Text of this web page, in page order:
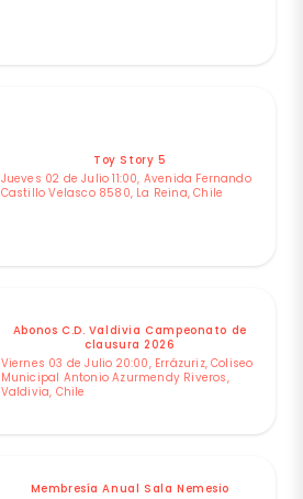
Toy Story 5
Jueves 02 de Julio 11:00, Avenida Fernando
Castillo Velasco 8580, La Reina, Chile
Abonos C.D. Valdivia Campeonato de
clausura 2026
Viernes 03 de Julio 20:00, Errázuriz, Coliseo
Municipal Antonio Azurmendy Riveros,
Valdivia, Chile
Membresía Anual Sala Nemesio